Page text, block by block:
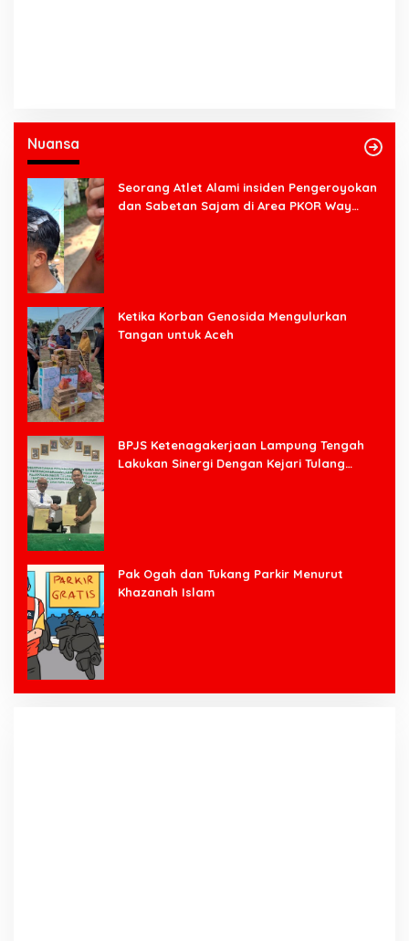
Nuansa
Seorang Atlet Alami insiden Pengeroyokan
dan Sabetan Sajam di Area PKOR Way
Ketika Korban Genosida Mengulurkan
Tangan untuk Aceh
BPJS Ketenagakerjaan Lampung Tengah
Lakukan Sinergi Dengan Kejari Tulang
Pak Ogah dan Tukang Parkir Menurut
Khazanah Islam